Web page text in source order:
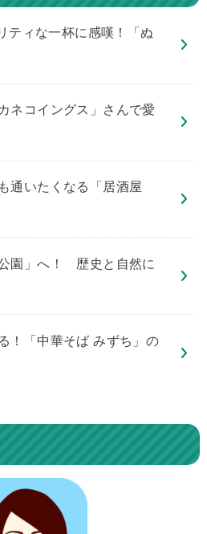
ティな一杯に感嘆！「ぬ
ネコイングス」さんで愛
通いたくなる「居酒屋
園」へ！ 歴史と自然に
！「中華そば みずち」の